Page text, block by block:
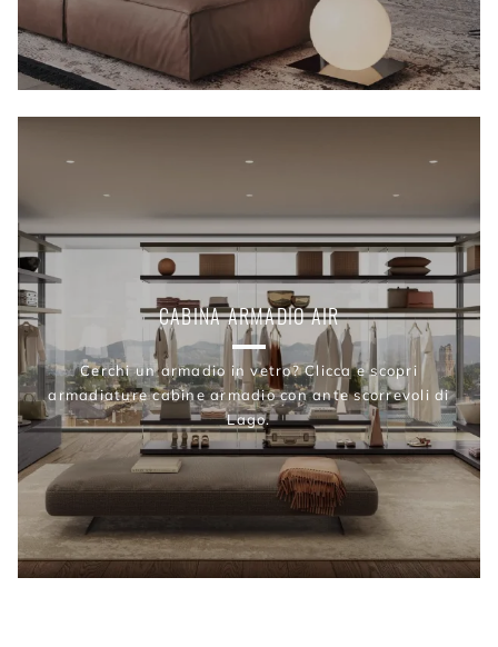
CABINA ARMADIO AIR
Cerchi un armadio in vetro? Clicca e scopri
armadiature cabine armadio con ante scorrevoli di
Lago.